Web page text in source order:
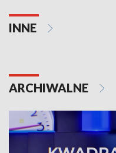
INNE
ARCHIWALNE